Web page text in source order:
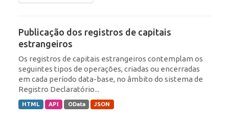
Publicação dos registros de capitais
estrangeiros
Os registros de capitais estrangeiros contemplam os
seguintes tipos de operações, criadas ou encerradas
em cada período data-base, no âmbito do sistema de
Registro Declaratório...
HTML API OData JSON